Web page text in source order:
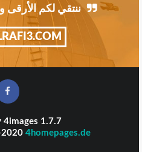
ننتقي لكم الأرقى
4images 1.7.7
4homepages.de